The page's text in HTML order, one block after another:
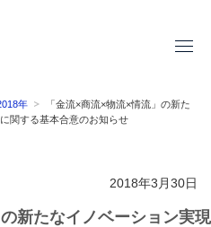
年
「金流×商流×物流×情流」の新た
関する基本合意のお知らせ
2018年3月30日
新たなイノベーション実現